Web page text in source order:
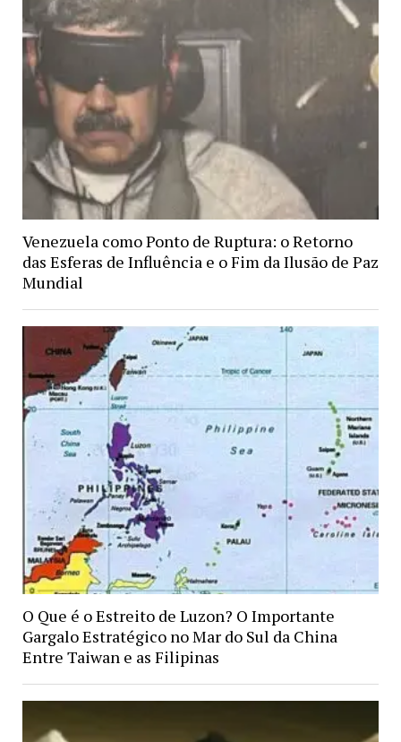
Venezuela como Ponto de Ruptura: o Retorno
das Esferas de Influência e o Fim da Ilusão de Paz
Mundial
O Que é o Estreito de Luzon? O Importante
Gargalo Estratégico no Mar do Sul da China
Entre Taiwan e as Filipinas